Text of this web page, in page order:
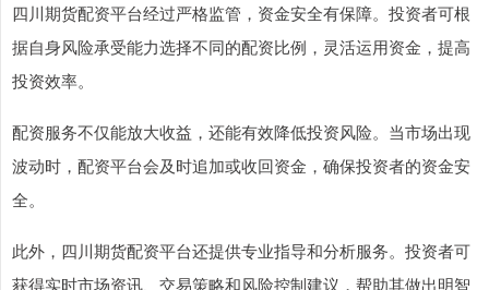
四川期货配资平台经过严格监管，资金安全有保障。投资者可根
据自身风险承受能力选择不同的配资比例，灵活运用资金，提高
投资效率。
配资服务不仅能放大收益，还能有效降低投资风险。当市场出现
波动时，配资平台会及时追加或收回资金，确保投资者的资金安
全。
此外，四川期货配资平台还提供专业指导和分析服务。投资者可
获得实时市场资讯、交易策略和风险控制建议，帮助其做出明智